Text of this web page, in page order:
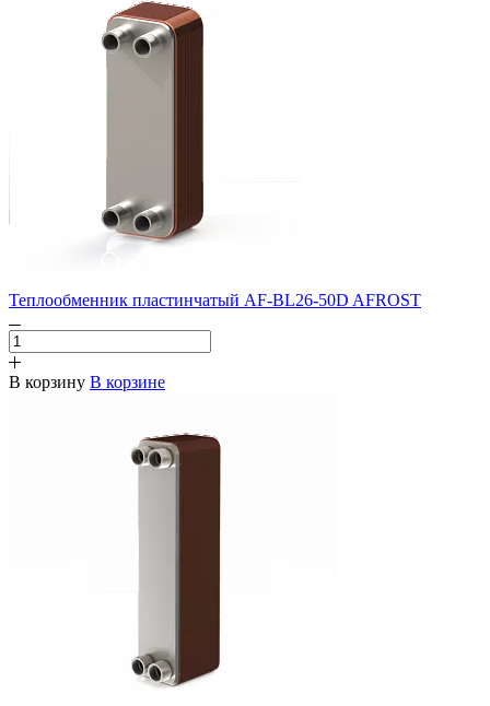
Теплообменник пластинчатый AF-BL26-50D AFROST
В корзину В корзине